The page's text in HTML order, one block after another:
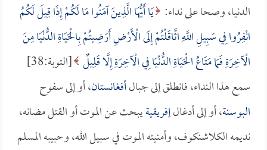
الدنيا، وصحا على نداء: يَا أَيُّهَا الَّذِينَ آمَنُوا مَا لَكُمْ إِذَا قِيلَ لَكُمُ
انْفِرُوا فِي سَبِيلِ اللَّهِ اثَّاقَلْتُمْ إِلَى الْأَرْضِ أَرَضِيتُمْ بِالْحَيَاةِ الدُّنْيَا مِنَ
الْآخِرَةِ فَمَا مَتَاعُ الْحَيَاةِ الدُّنْيَا فِي الْآخِرَةِ إِلَّا قَلِيلٌ
[التوبة:38]
سمع هذا النداء، فانطلق إلى جبالأفغانستان، أو إلى سفوح
البوسنة، أو إلى أدغالإفريقيةيبحث عن الموت أو القتل مضانه،
نديمه الكلاشنكوف، وأمنيته الموت في سبيل الله، وحبيبه المسلم